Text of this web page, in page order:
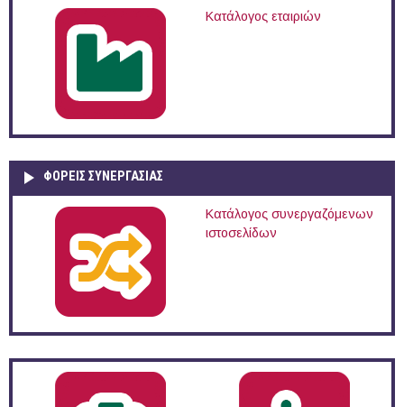
Κατάλογος εταιριών
ΦΟΡΕΙΣ ΣΥΝΕΡΓΑΣΙΑΣ
Κατάλογος συνεργαζόμενων
ιστοσελίδων